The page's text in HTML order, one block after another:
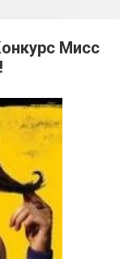
Мисс